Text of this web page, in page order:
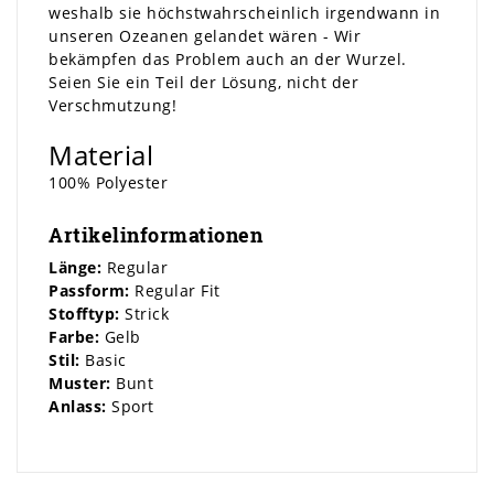
weshalb sie höchstwahrscheinlich irgendwann in
unseren Ozeanen gelandet wären - Wir
bekämpfen das Problem auch an der Wurzel.
Seien Sie ein Teil der Lösung, nicht der
Verschmutzung!
Material
100% Polyester
Artikelinformationen
Länge: Regular
Passform: Regular Fit
Stofftyp: Strick
Farbe: Gelb
Stil: Basic
Muster: Bunt
Anlass: Sport